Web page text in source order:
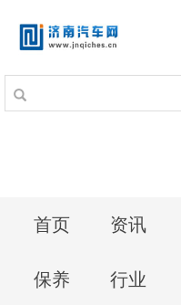
首页 资讯
保养 行业